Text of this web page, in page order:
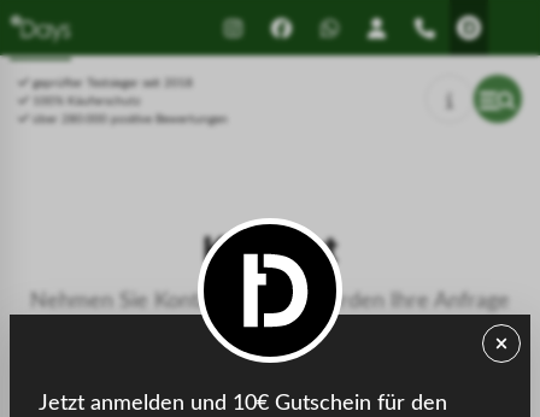
Drücken Sie Alt+1 für den
Bildschirmlesemodus, Alt+0 zum
Abbrechen
Leitfaden für barrierefreie
Bildschirmlesegeräte, Feedback
und Fehlerberichte | Neues
Fenstergeprüfter Testsieger seit 2018
100% Käuferschutz
über 280.000 positive Bewertungen
Kontakt
Nehmen Sie Kontakt auf, wir werden Ihre Anfrage
umgehend bearbeiten.
Jetzt anmelden und 10€ Gutschein für den